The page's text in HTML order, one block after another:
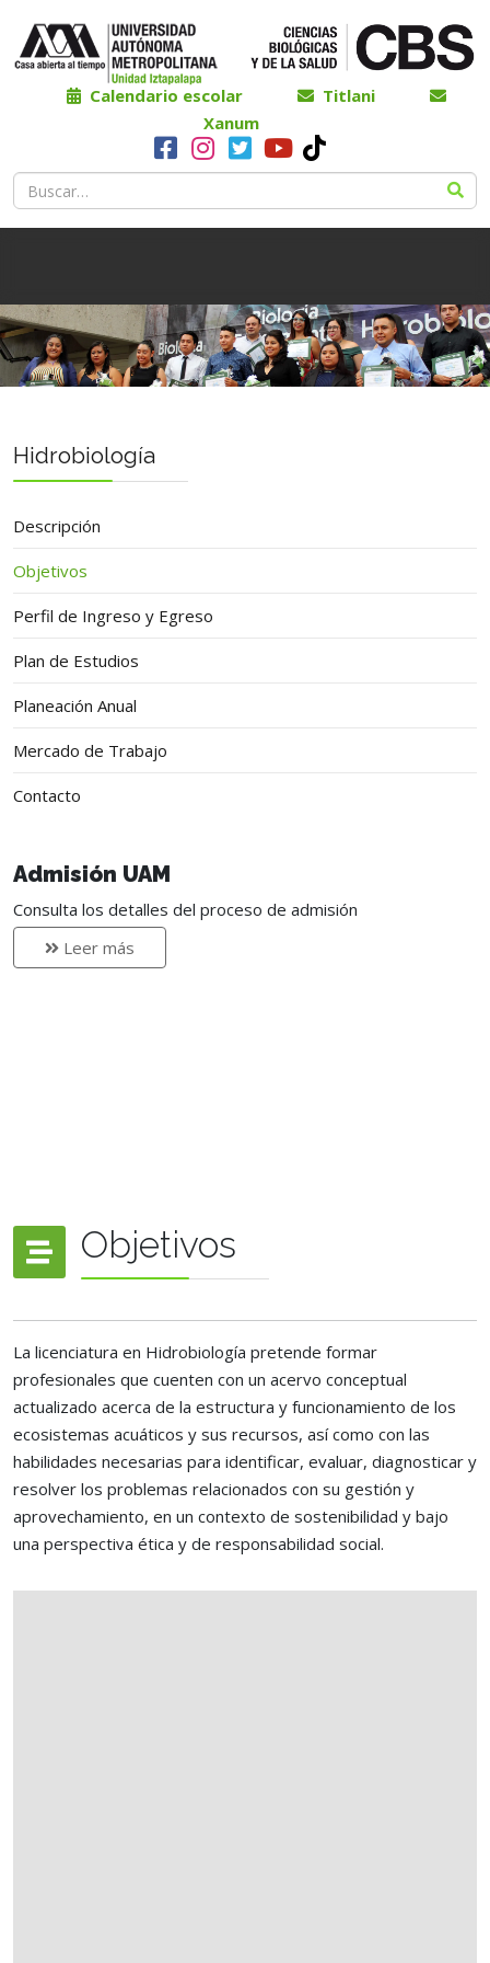
Calendario escolar
Titlani
Xanum
Hidrobiología
Descripción
Objetivos
Perfil de Ingreso y Egreso
Plan de Estudios
Planeación Anual
Mercado de Trabajo
Contacto
Admisión UAM
Consulta los detalles del proceso de admisión
Leer más
Objetivos
La licenciatura en Hidrobiología pretende formar
profesionales que cuenten con un acervo conceptual
actualizado acerca de la estructura y funcionamiento de los
ecosistemas acuáticos y sus recursos, así como con las
habilidades necesarias para identificar, evaluar, diagnosticar y
resolver los problemas relacionados con su gestión y
aprovechamiento, en un contexto de sostenibilidad y bajo
una perspectiva ética y de responsabilidad social.